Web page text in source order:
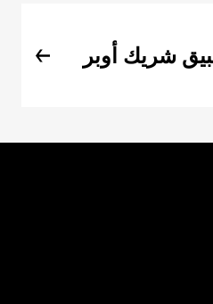
شريك أوبر